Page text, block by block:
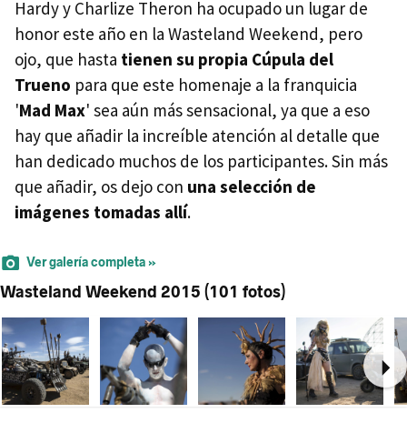
Hardy y Charlize Theron ha ocupado un lugar de
honor este año en la Wasteland Weekend, pero
ojo, que hasta tienen su propia Cúpula del
Trueno para que este homenaje a la franquicia
'Mad Max' sea aún más sensacional, ya que a eso
hay que añadir la increíble atención al detalle que
han dedicado muchos de los participantes. Sin más
que añadir, os dejo con una selección de
imágenes tomadas allí.
Ver galería completa »
Wasteland Weekend 2015 (101 fotos)